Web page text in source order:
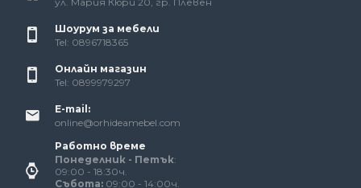
Шоурум за мебели
Tel: 0896718365
Онлайн магазин
Tel: 0899979297
E-mail:
online@orhideamebel.com
Работно време
Понеделник - Петък:
09:00 - 18:30ч.
Събота: 09:00 - 14:00ч.